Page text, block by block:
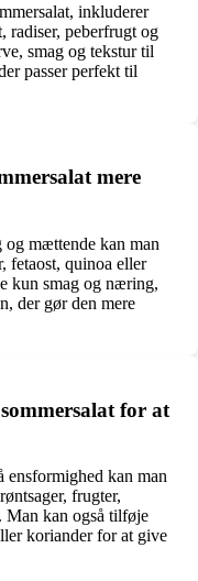
inkluderer
radiser, peberfrugt og
smag og tekstur til
passer perfekt til
mere
og mættende kan man
fetaost, quinoa eller
kun smag og næring,
der gør den mere
for at
ensformighed kan man
frugter,
Man kan også tilføje
koriander for at give